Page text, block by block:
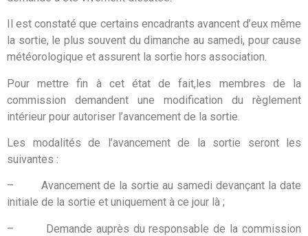
Il est constaté que certains encadrants avancent d’eux même
la sortie, le plus souvent du dimanche au samedi, pour cause
météorologique et assurent la sortie hors association.
Pour mettre fin à cet état de fait,les membres de la
commission demandent une modification du règlement
intérieur pour autoriser l’avancement de la sortie.
Les modalités de l’avancement de la sortie seront les
suivantes :
– Avancement de la sortie au samedi devançant la date
initiale de la sortie et uniquement à ce jour là ;
– Demande auprès du responsable de la commission